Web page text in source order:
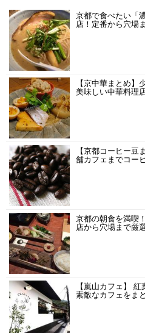
京都で食べたい「
店！定番から穴場
【京中華まとめ】
美味しい中華料理
【京都コーヒー豆
舗カフェまでコー
京都の朝食を満喫
店から穴場まで厳
【嵐山カフェ】
素敵なカフェをま